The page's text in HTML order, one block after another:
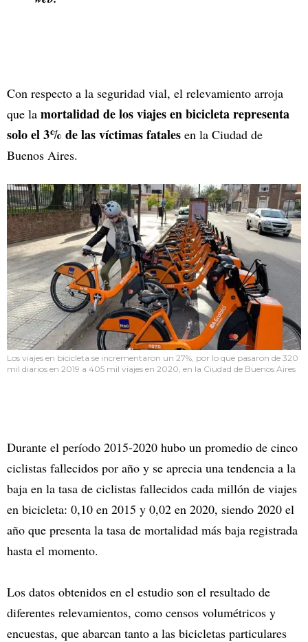
Con respecto a la seguridad vial, el relevamiento arroja
que la mortalidad de los viajes en bicicleta representa
solo el 3% de las víctimas fatales en la Ciudad de
Buenos Aires.
Los viajes en bicicleta se incrementaron un 27%, por lo que pasaron de 320
mil diarios en 2019 a 405 mil viajes en 2020, en la Ciudad de Buenos Aires
Durante el período 2015-2020 hubo un promedio de cinco
ciclistas fallecidos por año y se aprecia una tendencia a la
baja en la tasa de ciclistas fallecidos cada millón de viajes
en bicicleta: 0,10 en 2015 y 0,02 en 2020, siendo 2020 el
año que presenta la tasa de mortalidad más baja registrada
hasta el momento.
Los datos obtenidos en el estudio son el resultado de
diferentes relevamientos, como censos volumétricos y
encuestas, que abarcan tanto a las bicicletas particulares